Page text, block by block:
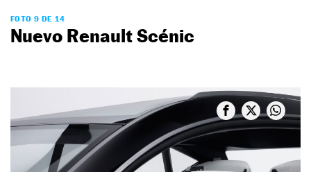
FOTO 9 DE 14
Nuevo Renault Scénic